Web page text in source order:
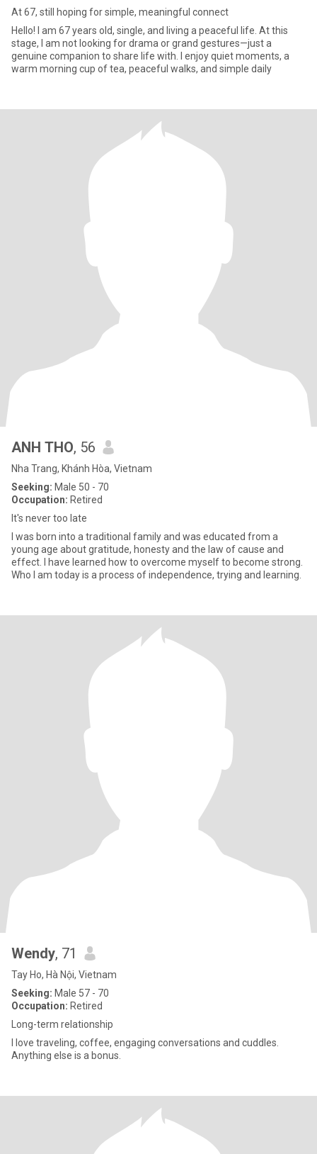
At 67, still hoping for simple, meaningful connect
Hello! I am 67 years old, single, and living a peaceful life. At this
stage, I am not looking for drama or grand gestures—just a
genuine companion to share life with. I enjoy quiet moments, a
warm morning cup of tea, peaceful walks, and simple daily
ANH THO, 56
Nha Trang, Khánh Hòa, Vietnam
Seeking: Male 50 - 70
Occupation: Retired
It's never too late
I was born into a traditional family and was educated from a
young age about gratitude, honesty and the law of cause and
effect. I have learned how to overcome myself to become strong.
Who I am today is a process of independence, trying and learning.
Wendy, 71
Tay Ho, Hà Nội, Vietnam
Seeking: Male 57 - 70
Occupation: Retired
Long-term relationship
I love traveling, coffee, engaging conversations and cuddles.
Anything else is a bonus.